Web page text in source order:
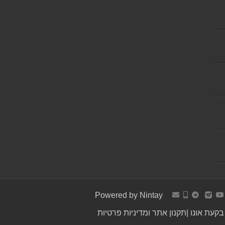
Powered by Nintay
אונו תקנון אתר ומדיניות פרטיות